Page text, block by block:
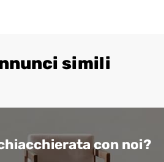
simili
con noi?